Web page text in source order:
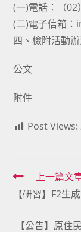
(一)電話：（02
(二)電子信箱：
四、檢附活動
公文
附件
Post Views:
Read
more
articles
上一篇文
【研習】F2生
【公告】原住